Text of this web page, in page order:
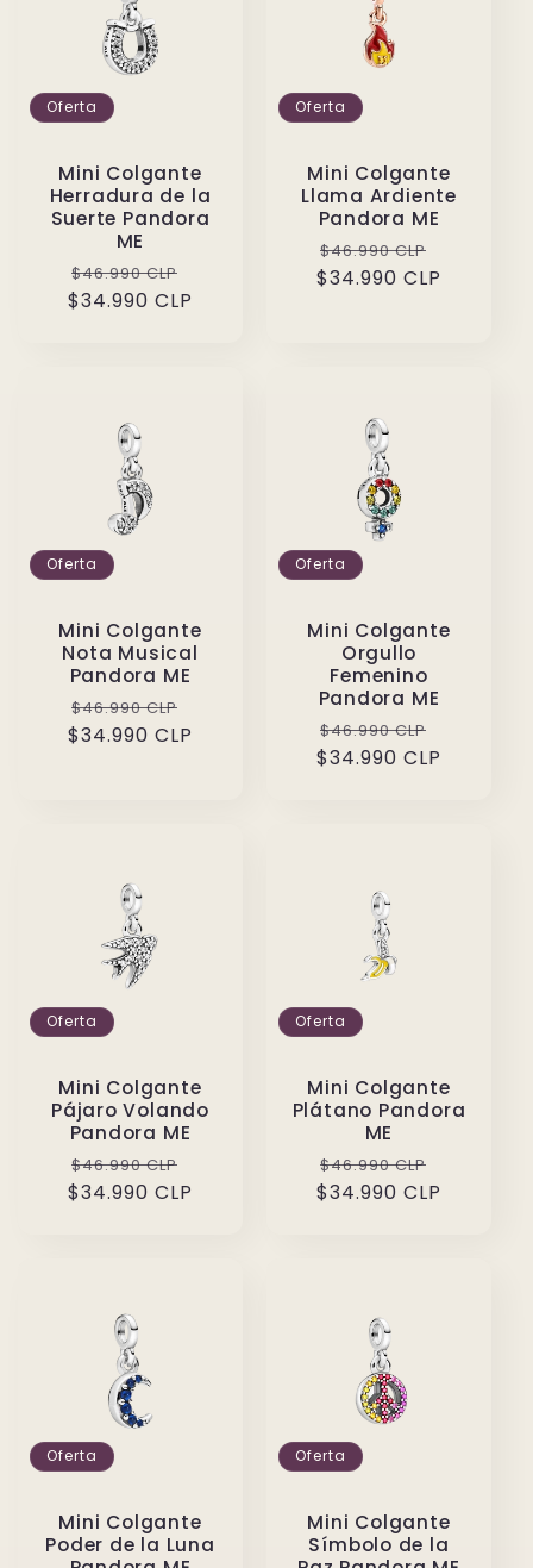
Oferta
Mini Colgante
Herradura de la
Suerte Pandora
ME
Precio
habitual
$46.990 CLP
de
$34.990 CLP
Oferta
Mini Colgante
Llama Ardiente
Pandora ME
Precio
habitual
$46.990 CLP
de
$34.990 CLP
Oferta
Mini Colgante
Nota Musical
Pandora ME
Precio
habitual
$46.990 CLP
de
$34.990 CLP
Oferta
Mini Colgante
Orgullo
Femenino
Pandora ME
Precio
habitual
$46.990 CLP
de
$34.990 CLP
Oferta
Mini Colgante
Pájaro Volando
Pandora ME
Precio
habitual
$46.990 CLP
de
$34.990 CLP
Oferta
Mini Colgante
Plátano Pandora
ME
Precio
habitual
$46.990 CLP
de
$34.990 CLP
Oferta
Mini Colgante
Poder de la Luna
Oferta
Mini Colgante
Símbolo de la